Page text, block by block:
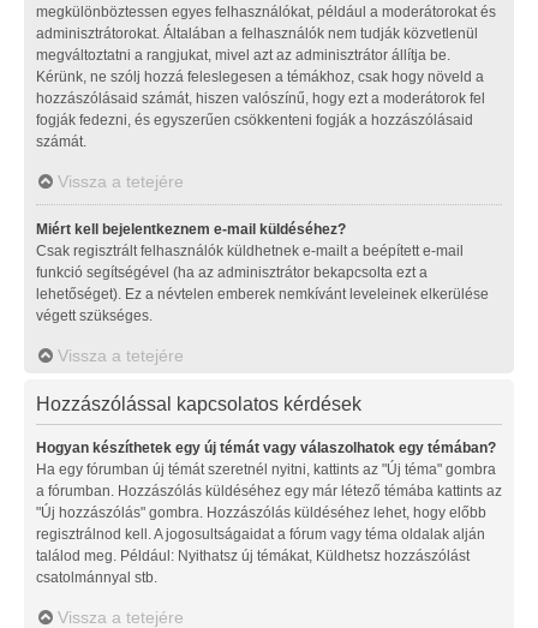
megkülönböztessen egyes felhasználókat, például a moderátorokat és
adminisztrátorokat. Általában a felhasználók nem tudják közvetlenül
megváltoztatni a rangjukat, mivel azt az adminisztrátor állítja be.
Kérünk, ne szólj hozzá feleslegesen a témákhoz, csak hogy növeld a
hozzászólásaid számát, hiszen valószínű, hogy ezt a moderátorok fel
fogják fedezni, és egyszerűen csökkenteni fogják a hozzászólásaid
számát.
Vissza a tetejére
Miért kell bejelentkeznem e-mail küldéséhez?
Csak regisztrált felhasználók küldhetnek e-mailt a beépített e-mail
funkció segítségével (ha az adminisztrátor bekapcsolta ezt a
lehetőséget). Ez a névtelen emberek nemkívánt leveleinek elkerülése
végett szükséges.
Vissza a tetejére
Hozzászólással kapcsolatos kérdések
Hogyan készíthetek egy új témát vagy válaszolhatok egy témában?
Ha egy fórumban új témát szeretnél nyitni, kattints az "Új téma" gombra
a fórumban. Hozzászólás küldéséhez egy már létező témába kattints az
"Új hozzászólás" gombra. Hozzászólás küldéséhez lehet, hogy előbb
regisztrálnod kell. A jogosultságaidat a fórum vagy téma oldalak alján
találod meg. Például: Nyithatsz új témákat, Küldhetsz hozzászólást
csatolmánnyal stb.
Vissza a tetejére